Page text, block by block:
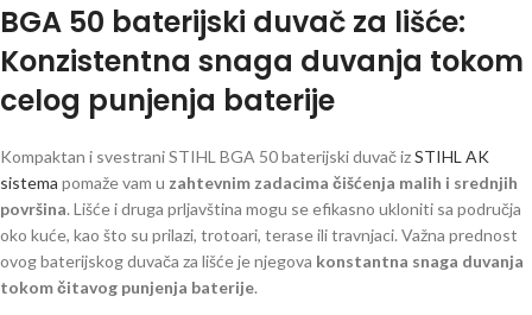
BGA 50 baterijski duvač za lišće:
Konzistentna snaga duvanja tokom
celog punjenja baterije
Kompaktan i svestrani STIHL BGA 50 baterijski duvač izSTIHL AK
sistema pomaže vam u zahtevnim zadacima čišćenja malih i srednjih
površina. Lišće i druga prljavština mogu se efikasno ukloniti sa područja
oko kuće, kao što su prilazi, trotoari, terase ili travnjaci. Važna prednost
ovog baterijskog duvača za lišće je njegova konstantna snaga duvanja
tokom čitavog punjenja baterije.